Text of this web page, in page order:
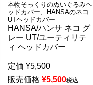
本物そっくりのぬいぐるみヘ
ッドカバー、HANSAのネコ
UTヘッドカバー
HANSA/ハンサ ネコ グ
レー UT/ユーティリテ
ィ ヘッドカバー
定価 ¥5,500
販売価格 ¥5,500税込